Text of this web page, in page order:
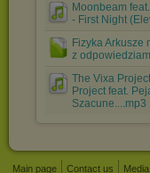
Moonbeam
- First Night
Fizyka Arkusze
z
The Vixa
Project feat.
Szacune....mp3
Main page Contact us Media